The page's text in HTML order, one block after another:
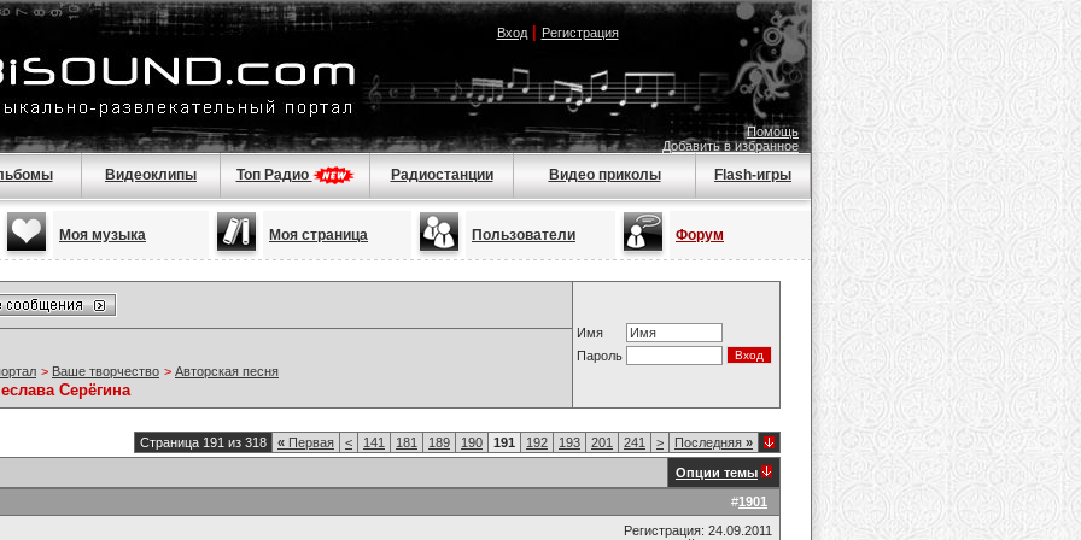
Вход| Регистрация
Помощь
Добавить в избранное
Видеоклипы Топ Радио Радиостанции Видео приколы Flash-игры
Моя музыка Моя страница Пользователи Форум
Имя
Пароль
> Ваше творчество > Авторская песня
Серёгина
Страница 191 из 318 « Первая < 141 181 189 190 191 192 193 201 241 > Последняя »
Опции темы
#1901
Регистрация: 24.09.2011